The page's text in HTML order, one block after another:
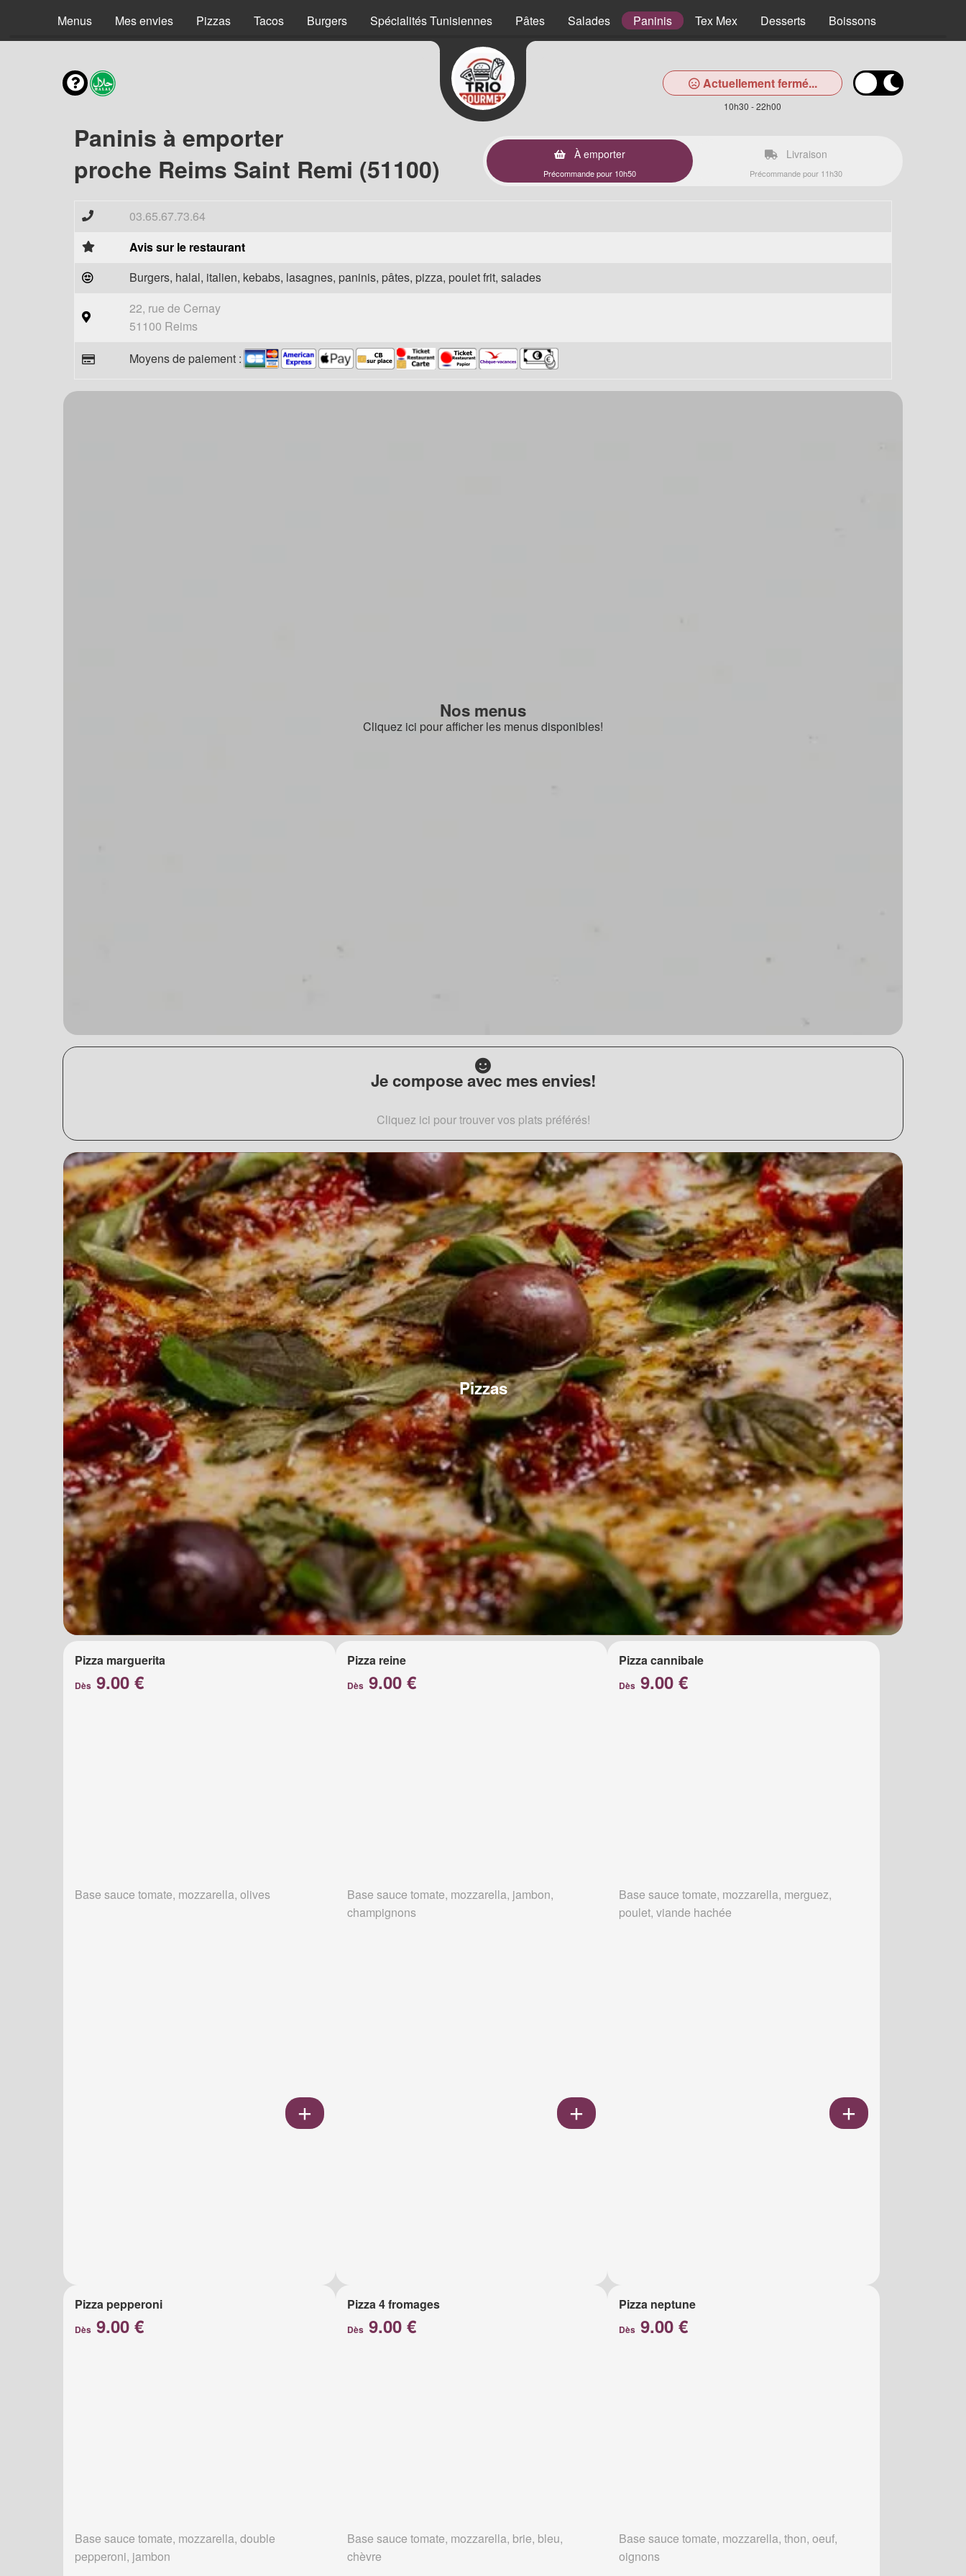
Menus Mes envies Pizzas Tacos Burgers Spécialités Tunisiennes Pâtes Salades Paninis Tex Mex Desserts Boissons
Actuellement fermé...
10h30 - 22h00
Paninis à emporter
proche Reims Saint Remi (51100)
À emporter
Précommande pour 10h50
Livraison
Précommande pour 11h30
03.65.67.73.64
Avis sur le restaurant
Burgers, halal, italien, kebabs, lasagnes, paninis, pâtes, pizza, poulet frit, salades
22, rue de Cernay
51100 Reims
Moyens de paiement :
Nos menus
Cliquez ici pour afficher les menus disponibles!
Je compose avec mes envies!
Cliquez ici pour trouver vos plats préférés!
Pizzas
Pizza marguerita
Dès 9.00 €
Base sauce tomate, mozzarella, olives
Pizza reine
Dès9.00 €
Base sauce tomate, mozzarella, jambon,
champignons
Pizza cannibale
Dès 9.00 €
Base sauce tomate, mozzarella, merguez,
poulet, viande hachée
Pizza pepperoni
Dès 9.00 €
Base sauce tomate, mozzarella, double
pepperoni, jambon
Pizza 4 fromages
Dès9.00 €
Base sauce tomate, mozzarella, brie, bleu,
chèvre
Pizza neptune
Dès 9.00 €
Base sauce tomate, mozzarella, thon, oeuf,
oignons